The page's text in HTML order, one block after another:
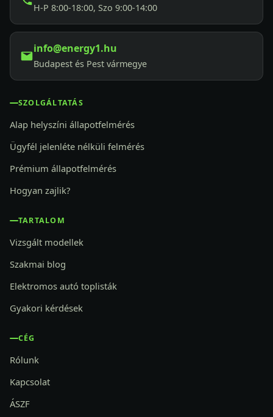
H-P 8:00-18:00, Szo 9:00-14:00
info@energy1.hu
Budapest és Pest vármegye
SZOLGÁLTATÁS
Alap helyszíni állapotfelmérés
Ügyfél jelenléte nélküli felmérés
Prémium állapotfelmérés
Hogyan zajlik?
TARTALOM
Vizsgált modellek
Szakmai blog
Elektromos autó toplisták
Gyakori kérdések
CÉG
Rólunk
Kapcsolat
ÁSZF